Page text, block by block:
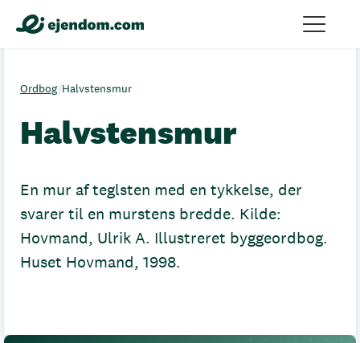
Ordbog/Halvstensmur
Halvstensmur
En mur af teglsten med en tykkelse, der
svarer til en murstens bredde. Kilde:
Hovmand, Ulrik A. Illustreret byggeordbog.
Huset Hovmand, 1998.